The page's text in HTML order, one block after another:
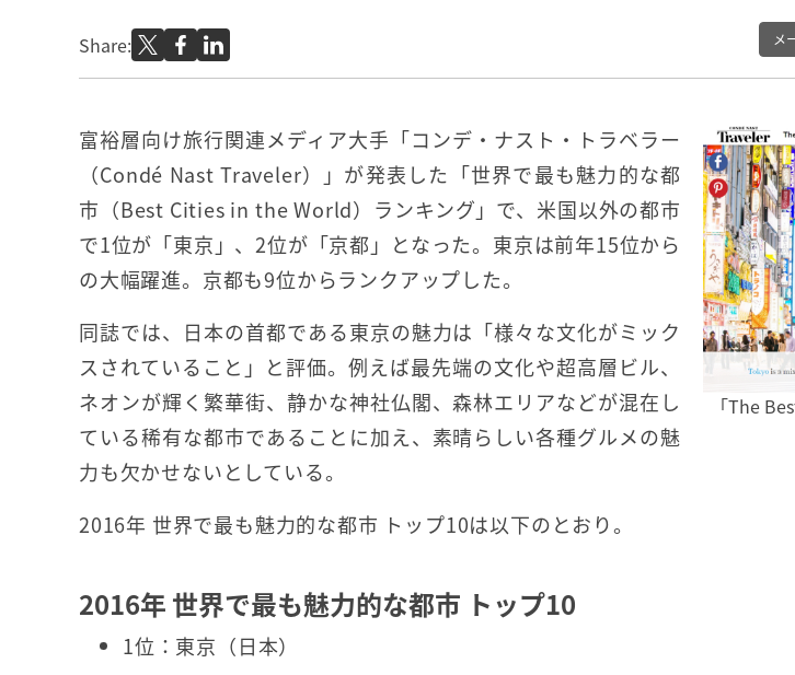
Share: メ
「The
富裕層向け旅行関連メディア大手「コンデ・ナスト・トラベラー
（Condé Nast Traveler）」が発表した「世界で最も魅力的な都
市（Best Cities in the World）ランキング」で、米国以外の都市
で1位が「東京」、2位が「京都」となった。東京は前年15位から
の大幅躍進。京都も9位からランクアップした。
同誌では、日本の首都である東京の魅力は「様々な文化がミック
スされていること」と評価。例えば最先端の文化や超高層ビル、
ネオンが輝く繁華街、静かな神社仏閣、森林エリアなどが混在し
ている稀有な都市であることに加え、素晴らしい各種グルメの魅
力も欠かせないとしている。
2016年 世界で最も魅力的な都市 トップ10は以下のとおり。
2016年 世界で最も魅力的な都市 トップ10
1位：東京（日本）